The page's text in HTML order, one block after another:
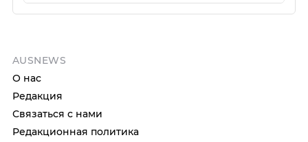
AUSNEWS
О нас
Редакция
Связаться с нами
Редакционная политика